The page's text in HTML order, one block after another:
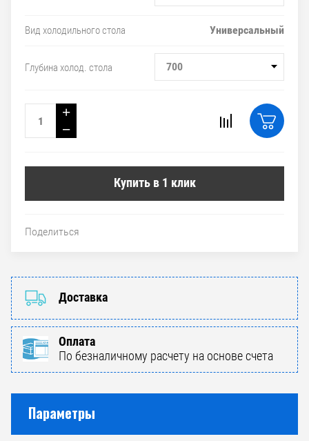
Вид холодильного стола Универсальный
Глубина холод. стола 700
+
−
Купить в 1 клик
Поделиться
Доставка
Оплата
По безналичному расчету на основе счета
Параметры